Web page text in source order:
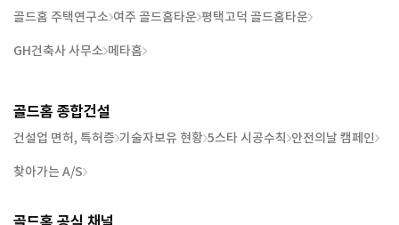
골드홈 주택연구소 여주 골드홈타운 평택고덕 골드홈타운
GH건축사 사무소 메타홈
골드홈 종합건설
건설업 면허, 특허증 기술자보유 현황 5스타 시공수칙 안전의날 캠페인
찾아가는 A/S
골드홈 공식 채널